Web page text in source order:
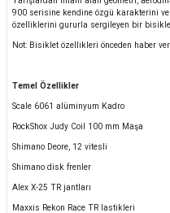
900 serisine kendine özgü karakterini
özelliklerini gururla sergileyen bir
Not: Bisiklet özellikleri önceden haber
Temel Özellikler
Scale 6061 alüminyum Kadro
RockShox Judy Coil 100 mm Maşa
Shimano Deore, 12 vitesli
Shimano disk frenler
Alex X-25 TR jantları
Maxxis Rekon Race TR lastikleri